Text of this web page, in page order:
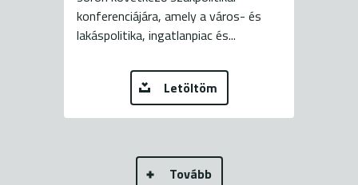
konferenciájára, amely a város- és
lakáspolitika, ingatlanpiac és...
Letöltöm
Tovább